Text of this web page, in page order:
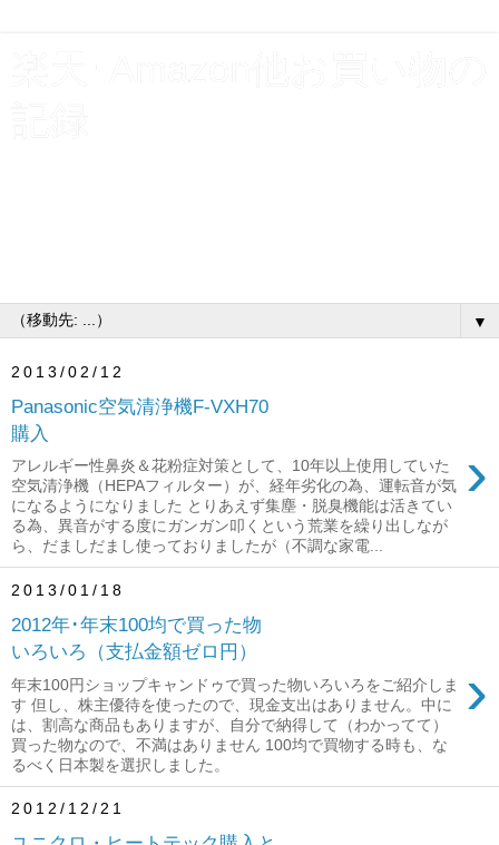
▼
2013/02/12
Panasonic空気清浄機F-VXH70
購入
›
アレルギー性鼻炎＆花粉症対策として、10年以上使用していた
空気清浄機（HEPAフィルター）が、経年劣化の為、運転音が気
になるようになりました とりあえず集塵・脱臭機能は活きてい
る為、異音がする度にガンガン叩くという荒業を繰り出しなが
ら、だましだまし使っておりましたが（不調な家電...
2013/01/18
2012年･年末100均で買った物
いろいろ（支払金額ゼロ円）
›
年末100円ショップキャンドゥで買った物いろいろをご紹介しま
す 但し、株主優待を使ったので、現金支出はありません。中に
は、割高な商品もありますが、自分で納得して（わかってて）
買った物なので、不満はありません 100均で買物する時も、な
るべく日本製を選択しました。
2012/12/21